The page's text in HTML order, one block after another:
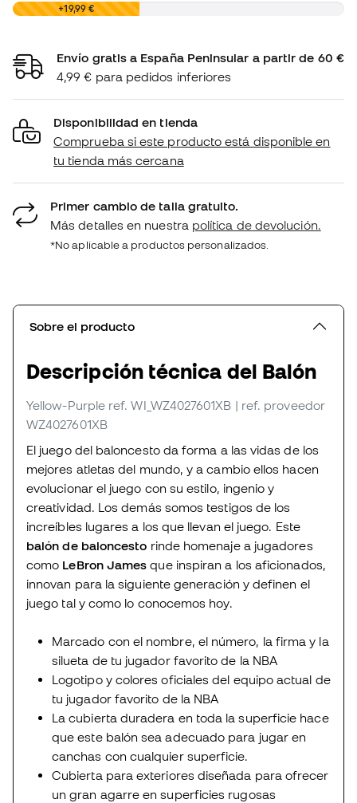
0,00 € +19,99 €
Envío gratis a España Peninsular a partir de 60 €
4,99 € para pedidos inferiores
Disponibilidad en tienda
Comprueba si este producto está disponible en
tu tienda más cercana
Primer cambio de talla gratuito.
Más detalles en nuestra política de devolución.
*No aplicable a productos personalizados.
Sobre el producto
Descripción técnica del Balón
Yellow-Purple ref. WI_WZ4027601XB | ref. proveedor
WZ4027601XB
El juego del baloncesto da forma a las vidas de los
mejores atletas del mundo, y a cambio ellos hacen
evolucionar el juego con su estilo, ingenio y
creatividad. Los demás somos testigos de los
increíbles lugares a los que llevan el juego. Este
balón de baloncesto rinde homenaje a jugadores
como LeBron James que inspiran a los aficionados,
innovan para la siguiente generación y definen el
juego tal y como lo conocemos hoy.
Marcado con el nombre, el número, la firma y la
silueta de tu jugador favorito de la NBA
Logotipo y colores oficiales del equipo actual de
tu jugador favorito de la NBA
La cubierta duradera en toda la superficie hace
que este balón sea adecuado para jugar en
canchas con cualquier superficie.
Cubierta para exteriores diseñada para ofrecer
un gran agarre en superficies rugosas